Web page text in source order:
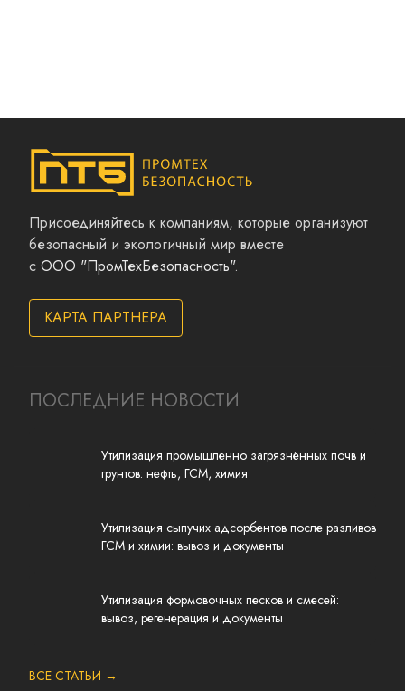
Присоединяйтесь к компаниям, которые организуют
безопасный и экологичный мир вместе
с ООО "ПромТехБезопасность".
КАРТА ПАРТНЕРА
ПОСЛЕДНИЕ НОВОСТИ
Утилизация промышленно загрязнённых почв и
грунтов: нефть, ГСМ, химия
Утилизация сыпучих адсорбентов после разливов
ГСМ и химии: вывоз и документы
Утилизация формовочных песков и смесей:
вывоз, регенерация и документы
ВСЕ СТАТЬИ →